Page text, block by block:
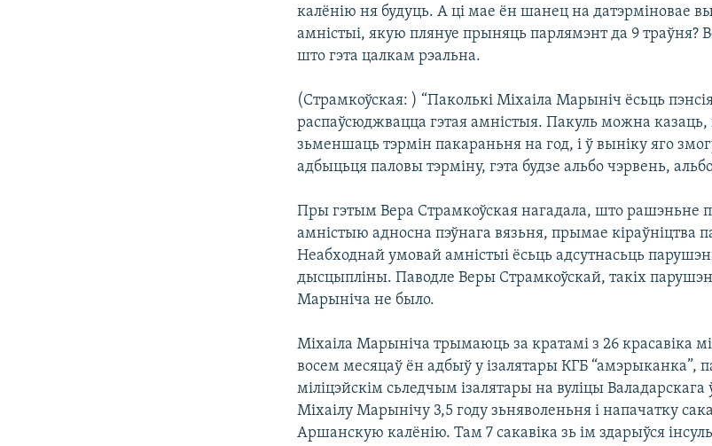
калёнію ня будуць. А ці мае ён шанец на датэрміновае
амністыі, якую плянуе прыняць парлямэнт да 9 траўня?
што гэта цалкам рэальна.
(Страмкоўская: ) “Паколькі Міхаіла Марыніч ёсьць
распаўсюджвацца гэтая амністыя. Пакуль можна
зьменшаць тэрмін пакараньня на год, і ў выніку яго
адбыцьця паловы тэрміну, гэта будзе альбо чэрвень,
Пры гэтым Вера Страмкоўская нагадала, што рашэньне
амністыю адносна пэўнага вязьня, прымае кіраўніцтва
Неабходнай умовай амністыі ёсьць адсутнасьць
дысцыпліны. Паводле Веры Страмкоўскай, такіх
Марыніча не было.
Міхаіла Марыніча трымаюць за кратамі з 26 красавіка
восем месяцаў ён адбыў у ізалятары КГБ “амэрыканка”,
міліцэйскім сьледчым ізалятары на вуліцы
Міхаілу Марынічу 3,5 году зьняволеньня і напачатку
Аршанскую калёнію. Там 7 сакавіка зь ім здарыўся